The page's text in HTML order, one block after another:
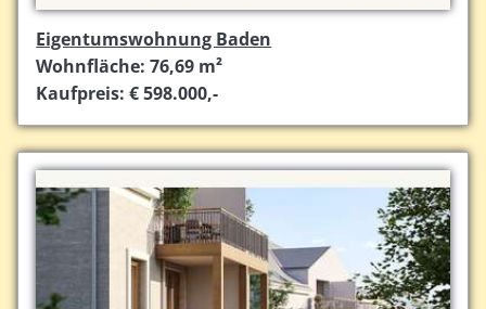
Eigentumswohnung Baden
Wohnfläche: 76,69 m²
Kaufpreis: € 598.000,-